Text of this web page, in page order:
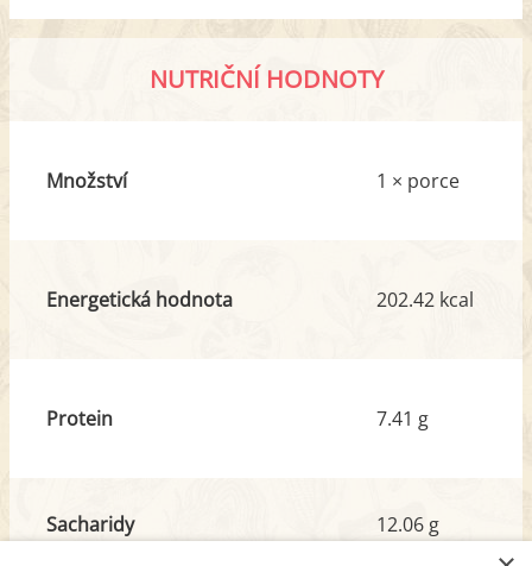
NUTRIČNÍ HODNOTY
Množství 1 × porce
Energetická hodnota 202.42 kcal
Protein 7.41 g
Sacharidy
z toho cukr
12.06 g
6.75 g